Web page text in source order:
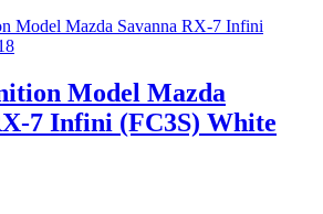
Model Mazda
7 Infini (FC3S) White